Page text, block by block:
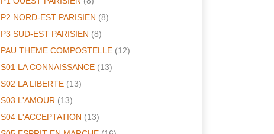
P2 NORD-EST PARISIEN (8)
P3 SUD-EST PARISIEN (8)
PAU THEME COMPOSTELLE (12)
S01 LA CONNAISSANCE (13)
S02 LA LIBERTE (13)
S03 L'AMOUR (13)
S04 L'ACCEPTATION (13)